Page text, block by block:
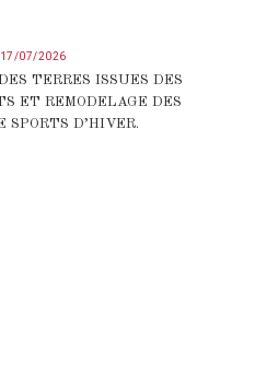
17/07/2026
TERRES ISSUES DES
ET REMODELAGE DES
SPORTS D’HIVER.